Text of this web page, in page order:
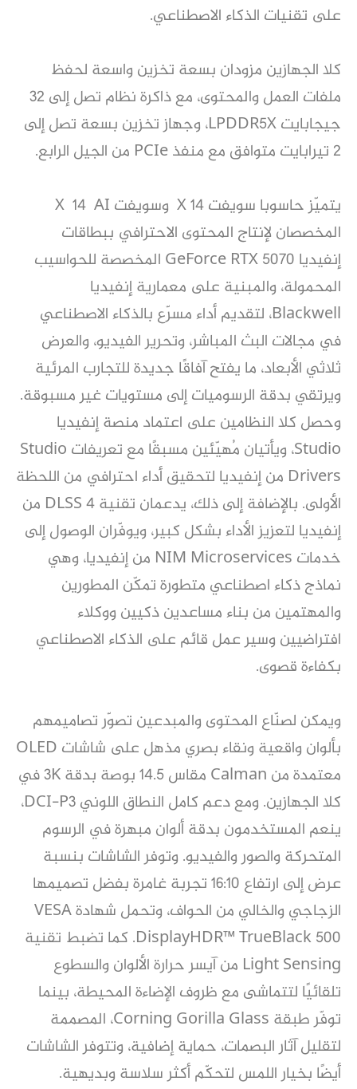
على تقنيات الذكاء الاصطناعي.
كلا الجهازين مزودان بسعة تخزين واسعة لحفظ
ملفات العمل والمحتوى، مع ذاكرة نظام تصل إلى 32
جيجابايت LPDDR5X، وجهاز تخزين بسعة تصل إلى
2 تيرابايت متوافق مع منفذ PCIe من الجيل الرابع.
يتميّز حاسوبا سويفت X 14 وسويفت X 14 AI
المخصصان لإنتاج المحتوى الاحترافي ببطاقات
إنفيديا GeForce RTX 5070 المخصصة للحواسيب
المحمولة، والمبنية على معمارية إنفيديا
Blackwell، لتقديم أداء مسرّع بالذكاء الاصطناعي
في مجالات البث المباشر، وتحرير الفيديو، والعرض
ثلاثي الأبعاد، ما يفتح آفاقًا جديدة للتجارب المرئية
ويرتقي بدقة الرسوميات إلى مستويات غير مسبوقة.
وحصل كلا النظامين على اعتماد منصة إنفيديا
Studio، ويأتيان مُهيّئين مسبقًا مع تعريفات Studio
Drivers من إنفيديا لتحقيق أداء احترافي من اللحظة
الأولى. بالإضافة إلى ذلك، يدعمان تقنية DLSS 4 من
إنفيديا لتعزيز الأداء بشكل كبير، ويوفّران الوصول إلى
خدمات NIM Microservices من إنفيديا، وهي
نماذج ذكاء اصطناعي متطورة تمكّن المطورين
والمهتمين من بناء مساعدين ذكيين ووكلاء
افتراضيين وسير عمل قائم على الذكاء الاصطناعي
بكفاءة قصوى.
ويمكن لصنّاع المحتوى والمبدعين تصوّر تصاميمهم
بألوان واقعية ونقاء بصري مذهل على شاشات OLED
معتمدة من Calman مقاس 14.5 بوصة بدقة 3K في
كلا الجهازين. ومع دعم كامل النطاق اللوني DCI-P3،
ينعم المستخدمون بدقة ألوان مبهرة في الرسوم
المتحركة والصور والفيديو. وتوفر الشاشات بنسبة
عرض إلى ارتفاع 16:10 تجربة غامرة بفضل تصميمها
الزجاجي والخالي من الحواف، وتحمل شهادة VESA
DisplayHDR™ TrueBlack 500. كما تضبط تقنية
Light Sensing من آيسر حرارة الألوان والسطوع
تلقائيًا لتتماشى مع ظروف الإضاءة المحيطة، بينما
توفّر طبقة Corning Gorilla Glass، المصممة
لتقليل آثار البصمات، حماية إضافية، وتتوفر الشاشات
أيضًا بخيار اللمس لتحكّم أكثر سلاسة وبديهية.